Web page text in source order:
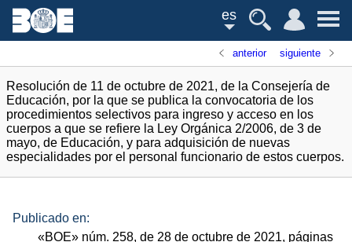
es
anterior siguiente
Resolución de 11 de octubre de 2021, de la Consejería de
Educación, por la que se publica la convocatoria de los
procedimientos selectivos para ingreso y acceso en los
cuerpos a que se refiere la Ley Orgánica 2/2006, de 3 de
mayo, de Educación, y para adquisición de nuevas
especialidades por el personal funcionario de estos cuerpos.
Publicado en:
«BOE» núm. 258, de 28 de octubre de 2021, páginas